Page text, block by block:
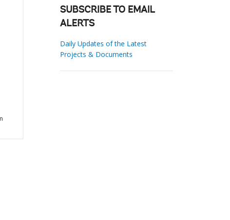
SUBSCRIBE TO EMAIL
ALERTS
Daily Updates of the Latest
Projects & Documents